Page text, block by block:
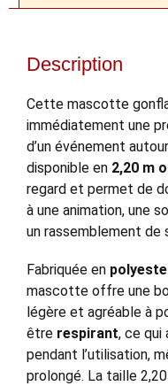
Description
Cette mascotte
immédiatement une
d’un événement
disponible en 2,20 m
regard et permet de
à une animation, une
un rassemblement de
Fabriquée en
mascotte offre une
légère et agréable à
être respirant, ce qui
pendant l’utilisation,
prolongé. La taille